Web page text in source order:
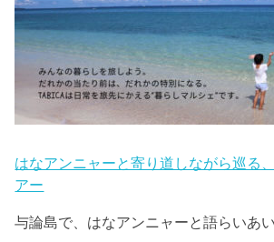
はなアンニャーと寄り道しながら巡る
アー
与論島で、はなアンニャーと語らいあ